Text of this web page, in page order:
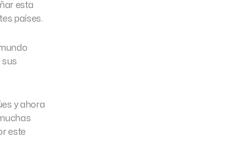
esta
países.
sus
y ahora
este